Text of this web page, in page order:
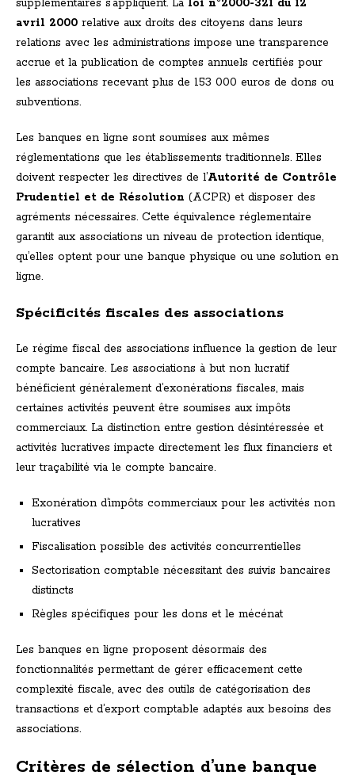
supplémentaires s’appliquent. La loi n°2000-321 du 12
avril 2000 relative aux droits des citoyens dans leurs
relations avec les administrations impose une transparence
accrue et la publication de comptes annuels certifiés pour
les associations recevant plus de 153 000 euros de dons ou
subventions.
Les banques en ligne sont soumises aux mêmes
réglementations que les établissements traditionnels. Elles
doivent respecter les directives de l’Autorité de Contrôle
Prudentiel et de Résolution (ACPR) et disposer des
agréments nécessaires. Cette équivalence réglementaire
garantit aux associations un niveau de protection identique,
qu’elles optent pour une banque physique ou une solution en
ligne.
Spécificités fiscales des associations
Le régime fiscal des associations influence la gestion de leur
compte bancaire. Les associations à but non lucratif
bénéficient généralement d’exonérations fiscales, mais
certaines activités peuvent être soumises aux impôts
commerciaux. La distinction entre gestion désintéressée et
activités lucratives impacte directement les flux financiers et
leur traçabilité via le compte bancaire.
Exonération d’impôts commerciaux pour les activités non
lucratives
Fiscalisation possible des activités concurrentielles
Sectorisation comptable nécessitant des suivis bancaires
distincts
Règles spécifiques pour les dons et le mécénat
Les banques en ligne proposent désormais des
fonctionnalités permettant de gérer efficacement cette
complexité fiscale, avec des outils de catégorisation des
transactions et d’export comptable adaptés aux besoins des
associations.
Critères de sélection d’une banque